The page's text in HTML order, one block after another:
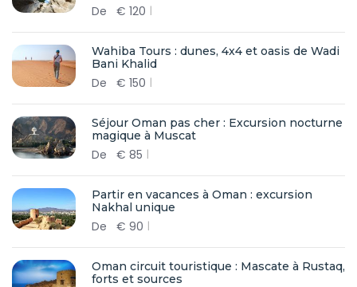
De € 120
Wahiba Tours : dunes, 4x4 et oasis de Wadi
Bani Khalid
De € 150
Séjour Oman pas cher : Excursion nocturne
magique à Muscat
De € 85
Partir en vacances à Oman : excursion
Nakhal unique
De € 90
Oman circuit touristique : Mascate à Rustaq,
forts et sources